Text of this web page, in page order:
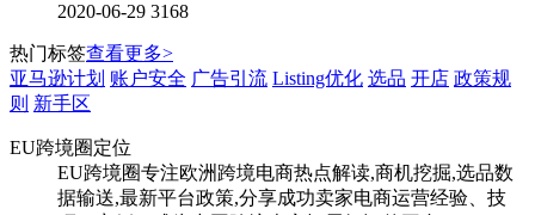
2020-06-29 3168
热门标签查看更多>
亚马逊计划 账户安全 广告引流 Listing优化 选品 开店 政策规
则 新手区
EU跨境圈定位
EU跨境圈专注欧洲跨境电商热点解读,商机挖掘,选品数
据输送,最新平台政策,分享成功卖家电商运营经验、技